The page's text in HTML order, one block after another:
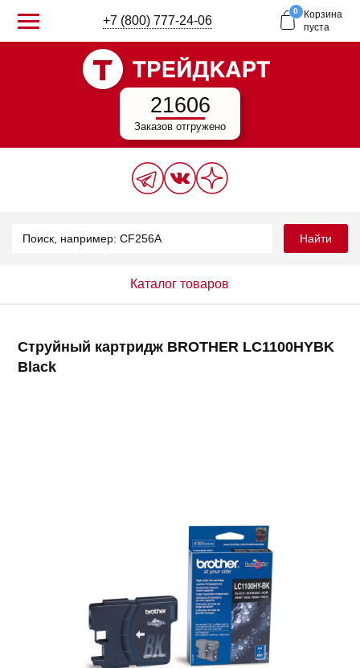
+7 (800) 777-24-06
0
Корзина
пуста
21606
Заказов отгружено
Найти
Каталог товаров
Струйный картридж BROTHER LC1100HYBK
Black